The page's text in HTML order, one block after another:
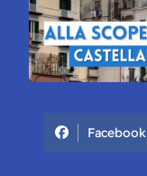
Facebook